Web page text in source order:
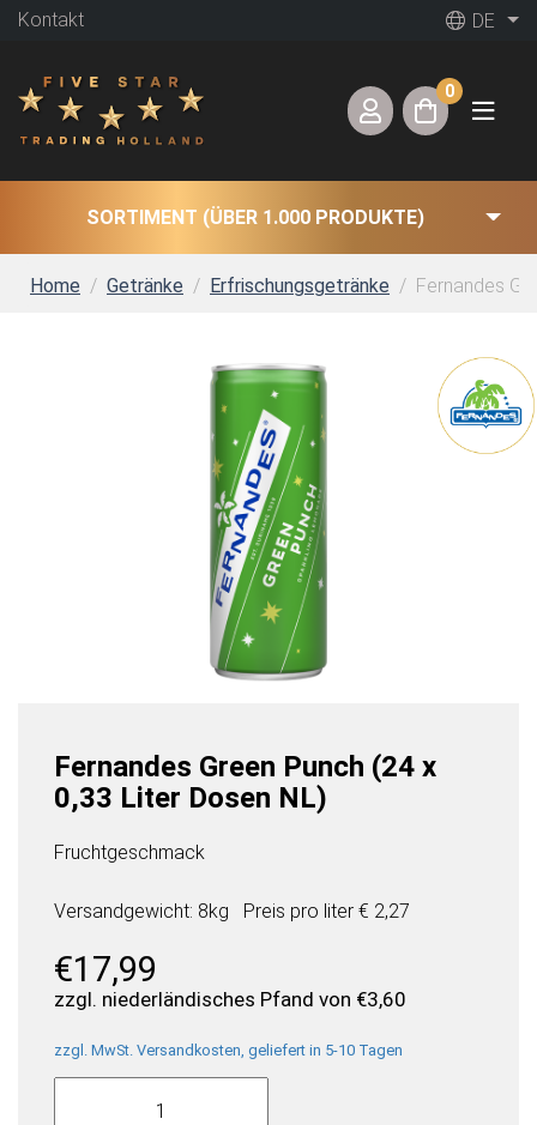
Kontakt DE
0
SORTIMENT (ÜBER 1.000 PRODUKTE)
Home Getränke Erfrischungsgetränke Fernandes
Fernandes Green Punch (24 x
0,33 Liter Dosen NL)
Fruchtgeschmack
Versandgewicht: 8kg Preis pro liter € 2,27
€17,99
zzgl. niederländisches Pfand von €3,60
zzgl. MwSt. Versandkosten, geliefert in 5-10 Tagen
Fernandes